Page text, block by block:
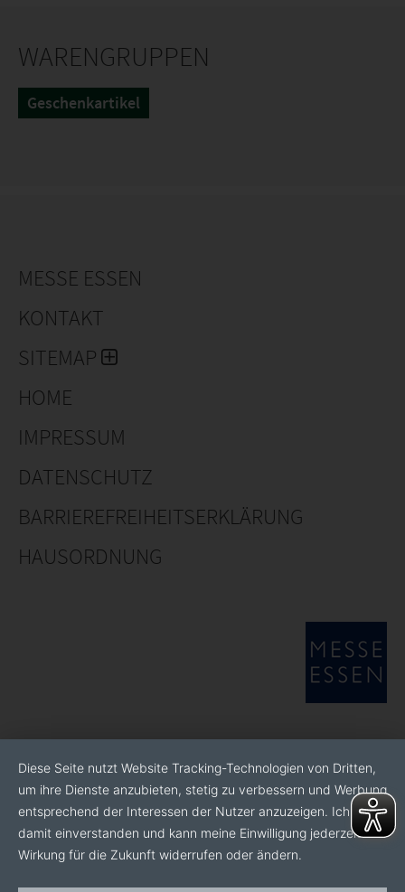
WARENGRUPPEN
Geschenkartikel
MESSE ESSEN
KONTAKT
SITEMAP
HOME
IMPRESSUM
DATENSCHUTZ
BARRIEREFREIHEITSERKLÄRUNG
HAUSORDNUNG
Diese Seite nutzt Website Tracking-Technologien von Dritten,
um ihre Dienste anzubieten, stetig zu verbessern und Werbung
entsprechend der Interessen der Nutzer anzuzeigen. Ich bin
damit einverstanden und kann meine Einwilligung jederzeit mit
Wirkung für die Zukunft widerrufen oder ändern.